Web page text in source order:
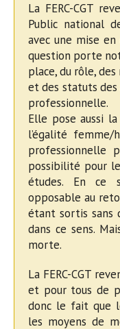
La FERC-CGT
Public national
avec une mise
question porte
place, du rôle,
et des statuts
professionnelle.
Elle pose aussi
l’égalité femme/
professionnelle
possibilité pour
études. En ce
opposable au
étant sortis sans
dans ce sens.
morte.
La FERC-CGT
et pour tous de
donc le fait que
les moyens de